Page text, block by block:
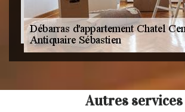
Autres services